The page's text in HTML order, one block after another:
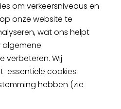
om verkeersniveaus en
onze website te
wat ons helpt
algemene
verbeteren. Wij
essentiële cookies
hebben (zie